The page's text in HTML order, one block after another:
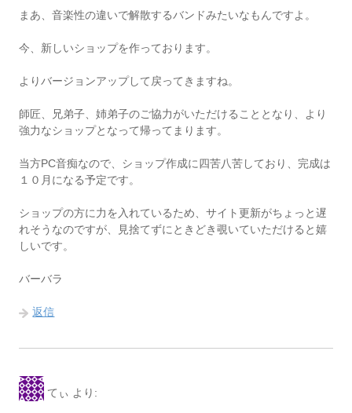
まあ、音楽性の違いで解散するバンドみたいなもんですよ。
今、新しいショップを作っております。
よりバージョンアップして戻ってきますね。
師匠、兄弟子、姉弟子のご協力がいただけることとなり、より
強力なショップとなって帰ってまります。
当方PC音痴なので、ショップ作成に四苦八苦しており、完成は
１０月になる予定です。
ショップの方に力を入れているため、サイト更新がちょっと遅
れそうなのですが、見捨てずにときどき覗いていただけると嬉
しいです。
バーバラ
返信
てぃ より: